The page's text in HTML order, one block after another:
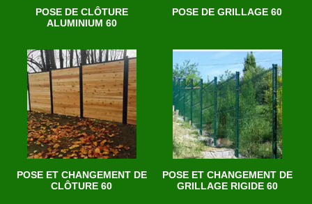
POSE DE CLÔTURE
ALUMINIUM 60
POSE DE GRILLAGE 60
POSE ET CHANGEMENT DE
CLÔTURE 60
POSE ET CHANGEMENT DE
GRILLAGE RIGIDE 60